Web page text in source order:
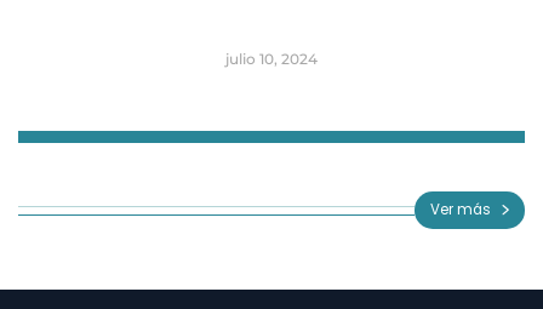
julio 10, 2024
3
Ver más